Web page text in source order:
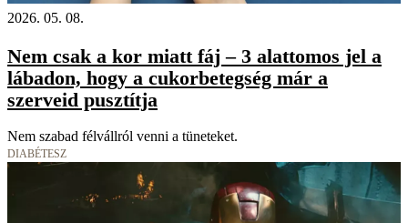
2026. 05. 08.
Nem csak a kor miatt fáj – 3 alattomos jel a
lábadon, hogy a cukorbetegség már a
szerveid pusztítja
Nem szabad félvállról venni a tüneteket.
DIABÉTESZ